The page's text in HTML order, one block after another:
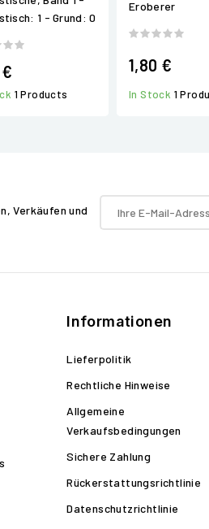
1 - Grund: 0
1 Products
Eroberer
1,80 €
In Stock 1
Verkäufen und
Informationen
Lieferpolitik
Rechtliche Hinweise
Allgemeine
Verkaufsbedingungen
Sichere Zahlung
Rückerstattungsrichtlinie
Datenschutzrichtlinie